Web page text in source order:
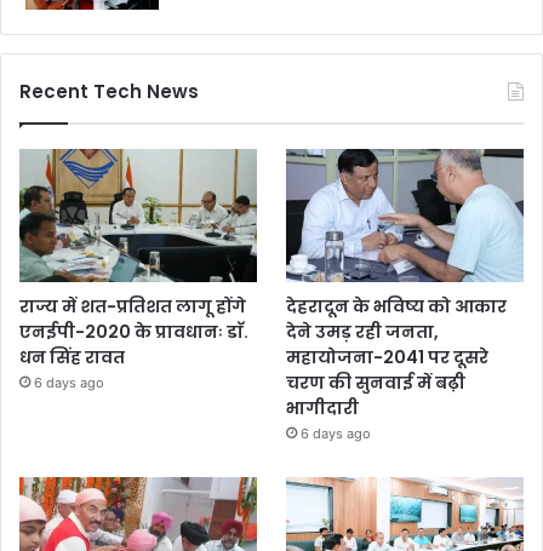
Recent Tech News
राज्य में शत-प्रतिशत लागू होंगे
एनईपी-2020 के प्रावधानः डाॅ.
धन सिंह रावत
6 days ago
देहरादून के भविष्य को आकार
देने उमड़ रही जनता,
महायोजना-2041 पर दूसरे
चरण की सुनवाई में बढ़ी
भागीदारी
6 days ago